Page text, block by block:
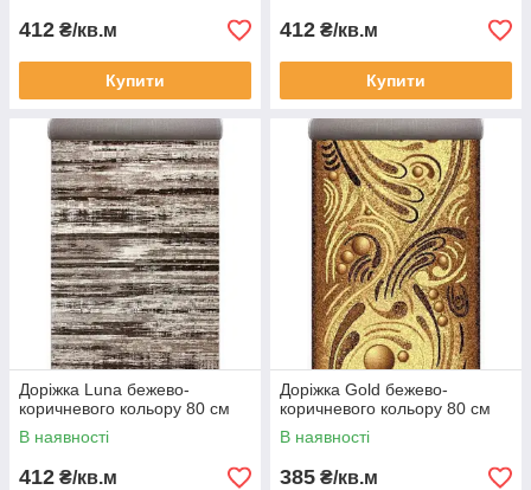
412 ₴/кв.м
Купити
412 ₴/кв.м
Купити
Доріжка Luna бежево-
коричневого кольору 80 см
В наявності
412 ₴/кв.м
Доріжка Gold бежево-
коричневого кольору 80 см
В наявності
385 ₴/кв.м